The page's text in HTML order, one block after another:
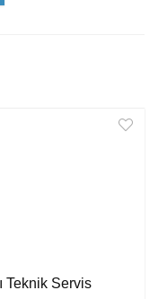
Teknik Servis